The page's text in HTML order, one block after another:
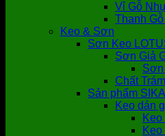
Vỉ Gỗ
Thanh
Keo & Sơn
Sơn Keo
Sơn Giả
Sơn
Chất
Sản phẩm SIKA
Keo dán